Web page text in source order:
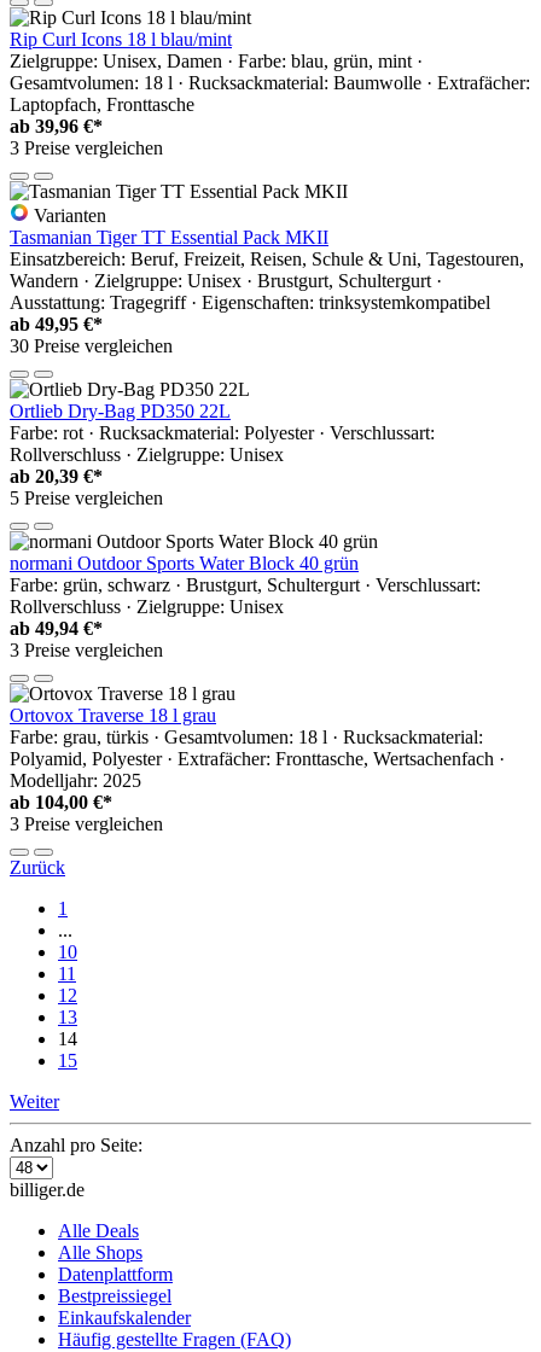
Rip Curl Icons 18 l blau/mint
Zielgruppe: Unisex, Damen · Farbe: blau, grün, mint ·
Gesamtvolumen: 18 l · Rucksackmaterial: Baumwolle · Extrafächer:
Laptopfach, Fronttasche
ab 39,96 €*
3 Preise vergleichen
Varianten
Tasmanian Tiger TT Essential Pack MKII
Einsatzbereich: Beruf, Freizeit, Reisen, Schule & Uni, Tagestouren,
Wandern · Zielgruppe: Unisex · Brustgurt, Schultergurt ·
Ausstattung: Tragegriff · Eigenschaften: trinksystemkompatibel
ab 49,95 €*
30 Preise vergleichen
Ortlieb Dry-Bag PD350 22L
Farbe: rot · Rucksackmaterial: Polyester · Verschlussart:
Rollverschluss · Zielgruppe: Unisex
ab 20,39 €*
5 Preise vergleichen
normani Outdoor Sports Water Block 40 grün
Farbe: grün, schwarz · Brustgurt, Schultergurt · Verschlussart:
Rollverschluss · Zielgruppe: Unisex
ab 49,94 €*
3 Preise vergleichen
Ortovox Traverse 18 l grau
Farbe: grau, türkis · Gesamtvolumen: 18 l · Rucksackmaterial:
Polyamid, Polyester · Extrafächer: Fronttasche, Wertsachenfach ·
Modelljahr: 2025
ab 104,00 €*
3 Preise vergleichen
Zurück
1
...
10
11
12
13
14
15
Weiter
Anzahl pro Seite:
billiger.de
Alle Deals
Alle Shops
Datenplattform
Bestpreissiegel
Einkaufskalender
Häufig gestellte Fragen (FAQ)